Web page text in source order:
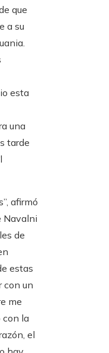
que
a su
esta
una
tarde
afirmó
Navalni
de
estas
con un
me
con la
el